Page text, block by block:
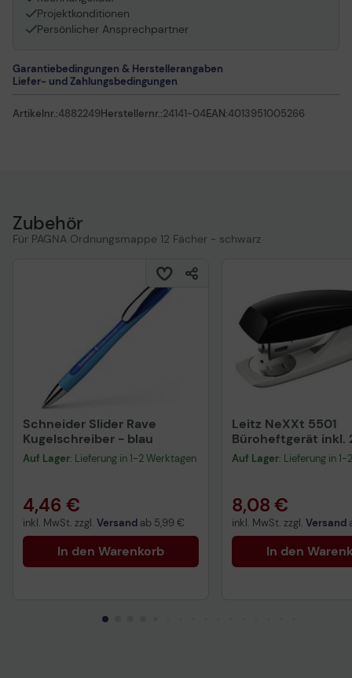
Projektkonditionen
Persönlicher Ansprechpartner
Garantiebedingungen & Herstellerangaben
Liefer- und Zahlungsbedingungen
Artikelnr.:4882249Herstellernr.:24141-04EAN:4013951005266
Zubehör
Für PAGNA Ordnungsmappe 12 Fächer - schwarz
Schneider Slider Rave
Kugelschreiber - blau
Auf Lager: Lieferung in 1-2 Werktagen
4,46 €
inkl. MwSt. zzgl. Versand ab 5,99 €
In den Warenkorb
Leitz NeXXt 5501
Büroheftgerät inkl.
Heftklammern 24/
schwarz
Auf Lager: Lieferung in
8,08 €
inkl. MwSt. zzgl. Versand
In den